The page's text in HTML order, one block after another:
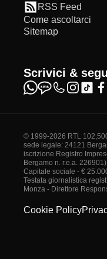
RSS Feed
Come ascoltarci
Sitemap
Scrivici &
© 1999-2026 RTL
sede legale: 24121
iscrizione Registro
Bergamo n. r.e.a. 226901)
Capitale sociale - €
Testata giornalistica
Monza - Direttore
Cookie Policy